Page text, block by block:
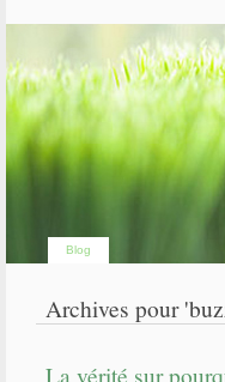
Blog
Archives pour
La vérité sur